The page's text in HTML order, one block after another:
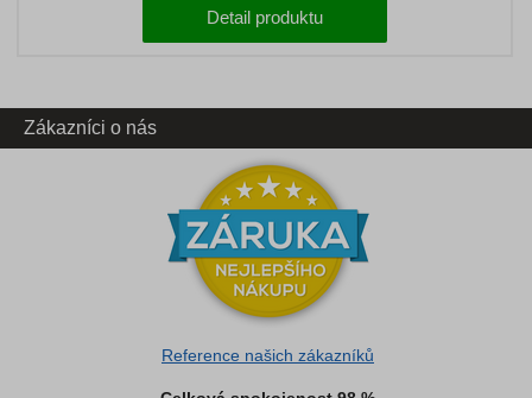
Detail produktu
Zákazníci o nás
Reference našich zákazníků